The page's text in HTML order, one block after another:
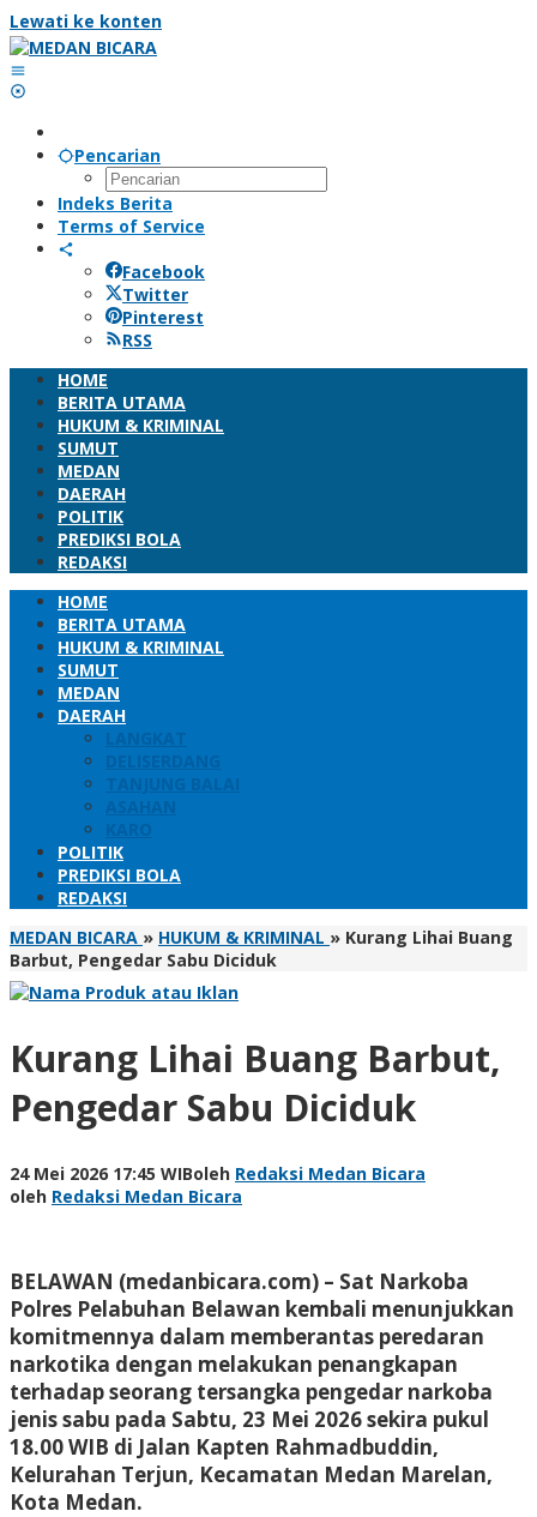
Lewati ke konten
Pencarian
Indeks Berita
Terms of Service
Facebook
Twitter
Pinterest
RSS
HOME
BERITA UTAMA
HUKUM & KRIMINAL
SUMUT
MEDAN
DAERAH
POLITIK
PREDIKSI BOLA
REDAKSI
HOME
BERITA UTAMA
HUKUM & KRIMINAL
SUMUT
MEDAN
DAERAH
LANGKAT
DELISERDANG
TANJUNG BALAI
ASAHAN
KARO
POLITIK
PREDIKSI BOLA
REDAKSI
MEDAN BICARA » HUKUM & KRIMINAL » Kurang Lihai Buang
Barbut, Pengedar Sabu Diciduk
Kurang Lihai Buang Barbut,
Pengedar Sabu Diciduk
24 Mei 2026 17:45 WIBoleh Redaksi Medan Bicara
oleh Redaksi Medan Bicara
BELAWAN (medanbicara.com) – Sat Narkoba
Polres Pelabuhan Belawan kembali menunjukkan
komitmennya dalam memberantas peredaran
narkotika dengan melakukan penangkapan
terhadap seorang tersangka pengedar narkoba
jenis sabu pada Sabtu, 23 Mei 2026 sekira pukul
18.00 WIB di Jalan Kapten Rahmadbuddin,
Kelurahan Terjun, Kecamatan Medan Marelan,
Kota Medan.